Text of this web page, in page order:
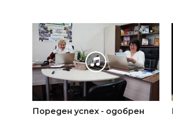
Пореден успех - одобрен